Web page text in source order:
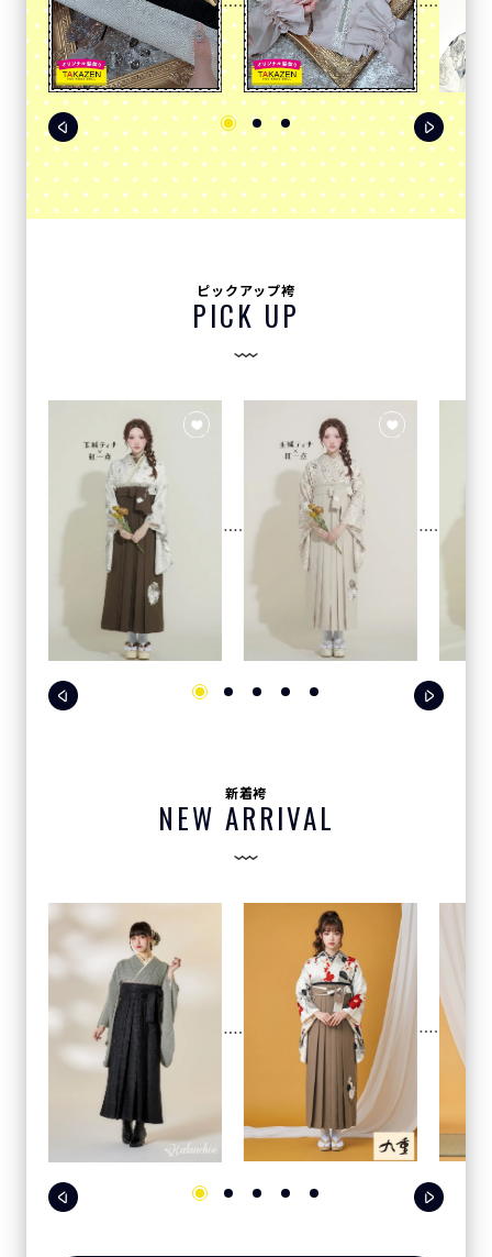
ピックアップ袴
PICK UP
新着袴
NEW ARRIVAL